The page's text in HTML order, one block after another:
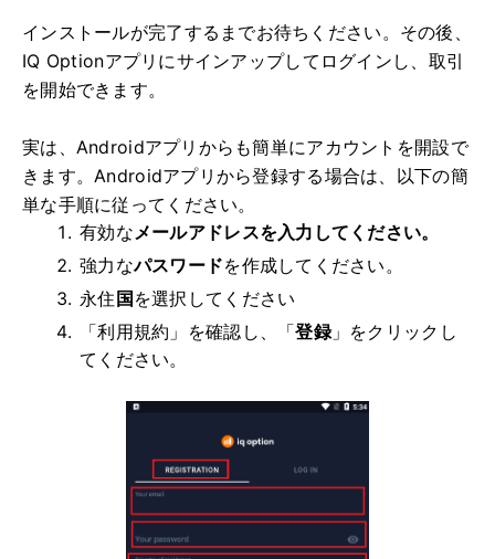
インストールが完了するまでお待ちください。その後、
IQ Optionアプリにサインアップしてログインし、取引
を開始できます。
実は、Androidアプリからも簡単にアカウントを開設で
きます。Androidアプリから登録する場合は、以下の簡
単な手順に従ってください。
有効なメールアドレスを入力してください。
強力なパスワードを作成してください。
永住 国 を選択してください
「利用規約」を確認し、「登録」をクリックし
てください。